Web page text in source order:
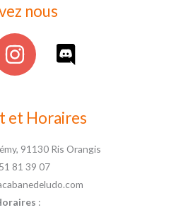
nous
et Horaires
91130 Ris Orangis
81 39 07
: